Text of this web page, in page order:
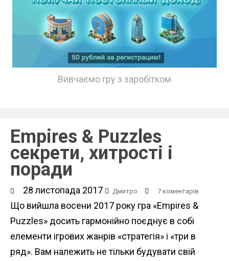
Вивчаємо гру з заробітком
Empires & Puzzles
секрети, хитрості і
поради
28 листопада 2017 Дмитро 7 коментарів
Що вийшла восени 2017 року гра «Empires &
Puzzles» досить гармонійно поєднує в собі
елементи ігрових жанрів «стратегія» і «три в
ряд». Вам належить не тільки будувати свій